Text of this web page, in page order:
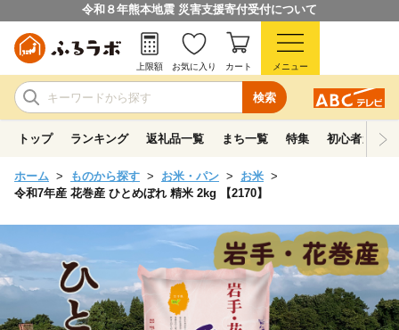
令和８年熊本地震 災害支援寄付受付について
検索
上限額 お気に入り カート メニュー
トップ ランキング 返礼品一覧 まち一覧 特集 初心者ガイド
ホーム ものから探す お米・パン
お米
令和7年産 花巻産 ひとめぼれ 精米 2kg 【2170】